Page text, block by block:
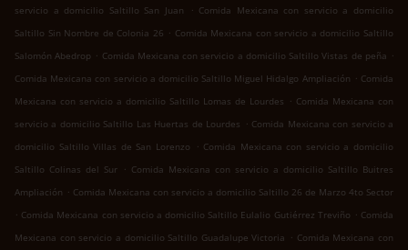
servicio a domicilio Saltillo San Juan
. Comida Mexicana con servicio a domicilio
Saltillo Sin Nombre de Colonia 26 . Comida Mexicana con servicio a domicilio Saltillo
Salomón Abedrop . Comida Mexicana con servicio a domicilio Saltillo Vistas de peña .
Comida Mexicana con servicio a domicilio Saltillo Miguel Hidalgo Ampliación . Comida
Mexicana con servicio a domicilio Saltillo Lomas de Lourdes . Comida Mexicana con
servicio a domicilio Saltillo Las Huertas de Lourdes . Comida Mexicana con servicio a
domicilio Saltillo Villas de San Lorenzo
. Comida Mexicana con servicio a domicilio
Saltillo Colinas del Sur . Comida Mexicana con servicio a domicilio Saltillo Buitres
Ampliación . Comida Mexicana con servicio a domicilio Saltillo 26 de Marzo 4to Sector
. Comida Mexicana con servicio a domicilio Saltillo Eulalio Gutiérrez Treviño . Comida
Mexicana con servicio a domicilio Saltillo Guadalupe Victoria . Comida Mexicana con